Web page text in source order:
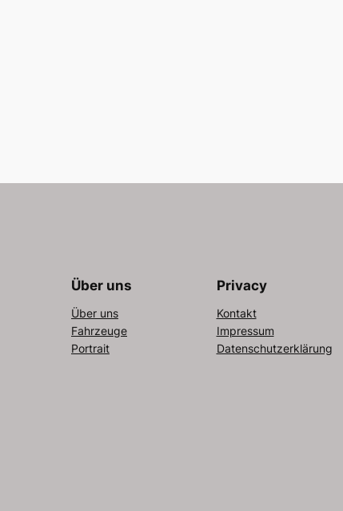
Über uns
Über uns
Fahrzeuge
Portrait
Privacy
Kontakt
Impressum
Datenschutzerklärung